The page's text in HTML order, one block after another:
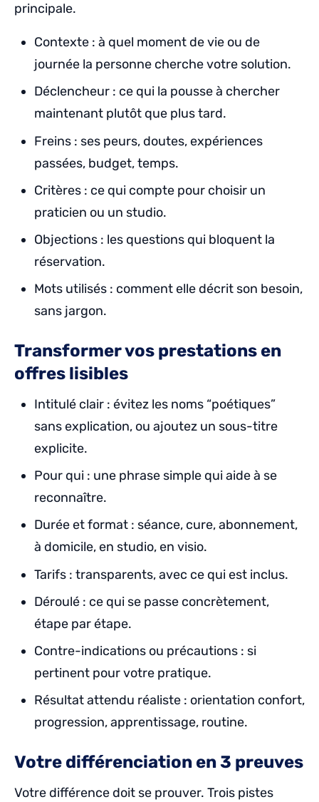
principale.
Contexte : à quel moment de vie ou de
journée la personne cherche votre solution.
Déclencheur : ce qui la pousse à chercher
maintenant plutôt que plus tard.
Freins : ses peurs, doutes, expériences
passées, budget, temps.
Critères : ce qui compte pour choisir un
praticien ou un studio.
Objections : les questions qui bloquent la
réservation.
Mots utilisés : comment elle décrit son besoin,
sans jargon.
Transformer vos prestations en
offres lisibles
Intitulé clair : évitez les noms “poétiques”
sans explication, ou ajoutez un sous-titre
explicite.
Pour qui : une phrase simple qui aide à se
reconnaître.
Durée et format : séance, cure, abonnement,
à domicile, en studio, en visio.
Tarifs : transparents, avec ce qui est inclus.
Déroulé : ce qui se passe concrètement,
étape par étape.
Contre-indications ou précautions : si
pertinent pour votre pratique.
Résultat attendu réaliste : orientation confort,
progression, apprentissage, routine.
Votre différenciation en 3 preuves
Votre différence doit se prouver. Trois pistes